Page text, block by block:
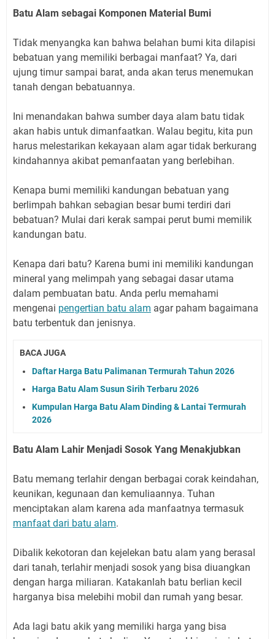
Batu Alam sebagai Komponen Material Bumi
Tidak menyangka kan bahwa belahan bumi kita dilapisi
bebatuan yang memiliki berbagai manfaat? Ya, dari
ujung timur sampai barat, anda akan terus menemukan
tanah dengan bebatuannya.
Ini menandakan bahwa sumber daya alam batu tidak
akan habis untuk dimanfaatkan. Walau begitu, kita pun
harus melestarikan kekayaan alam agar tidak berkurang
kindahannya akibat pemanfaatan yang berlebihan.
Kenapa bumi memiliki kandungan bebatuan yang
berlimpah bahkan sebagian besar bumi terdiri dari
bebatuan? Mulai dari kerak sampai perut bumi memilik
kandungan batu.
Kenapa dari batu? Karena bumi ini memiliki kandungan
mineral yang melimpah yang sebagai dasar utama
dalam pembuatan batu. Anda perlu memahami
mengenai pengertian batu alam agar paham bagaimana
batu terbentuk dan jenisnya.
BACA JUGA
Daftar Harga Batu Palimanan Termurah Tahun 2026
Harga Batu Alam Susun Sirih Terbaru 2026
Kumpulan Harga Batu Alam Dinding & Lantai Termurah
2026
Batu Alam Lahir Menjadi Sosok Yang Menakjubkan
Batu memang terlahir dengan berbagai corak keindahan,
keunikan, kegunaan dan kemuliaannya. Tuhan
menciptakan alam karena ada manfaatnya termasuk
manfaat dari batu alam.
Dibalik kekotoran dan kejelekan batu alam yang berasal
dari tanah, terlahir menjadi sosok yang bisa diuangkan
dengan harga miliaran. Katakanlah batu berlian kecil
harganya bisa melebihi mobil dan rumah yang besar.
Ada lagi batu akik yang memiliki harga yang bisa